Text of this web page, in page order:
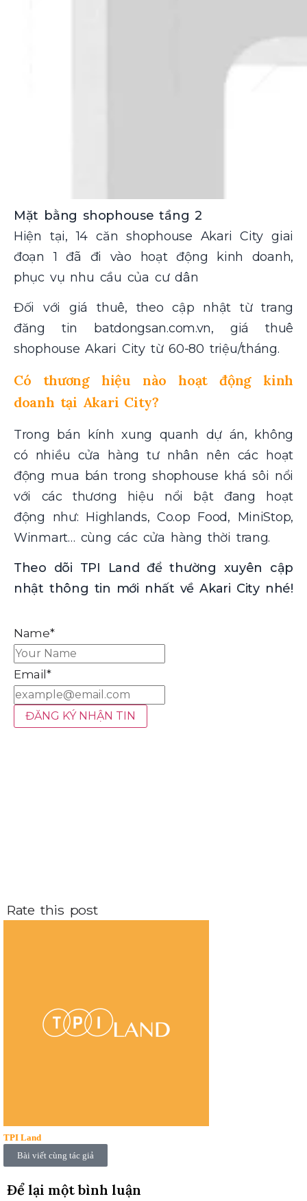
Mặt bằng shophouse tầng 2
Hiện tại, 14 căn shophouse Akari City giai
đoạn 1 đã đi vào hoạt động kinh doanh,
phục vụ nhu cầu của cư dân
Đối với giá thuê, theo cập nhật từ trang
đăng tin batdongsan.com.vn, giá thuê
shophouse Akari City từ 60-80 triệu/tháng.
Có thương hiệu nào hoạt động kinh
doanh tại Akari City?
Trong bán kính xung quanh dự án, không
có nhiều cửa hàng tư nhân nên các hoạt
động mua bán trong shophouse khá sôi nổi
với các thương hiệu nổi bật đang hoạt
động như: Highlands, Co.op Food, MiniStop,
Winmart… cùng các cửa hàng thời trang.
Theo dõi TPI Land để thường xuyên cập
nhật thông tin mới nhất về Akari City nhé!
Name*
Email*
ĐĂNG KÝ NHẬN TIN
Rate this post
TPI Land
Bài viết cùng tác giả
Để lại một bình luận